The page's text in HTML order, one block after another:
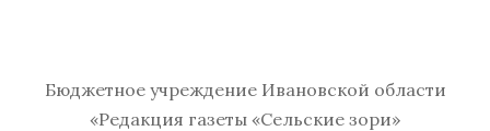
Бюджетное учреждение Ивановской области
«Редакция газеты «Сельские зори»